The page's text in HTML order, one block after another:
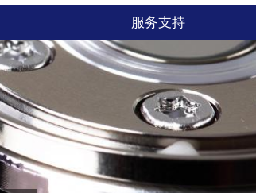
服务支持